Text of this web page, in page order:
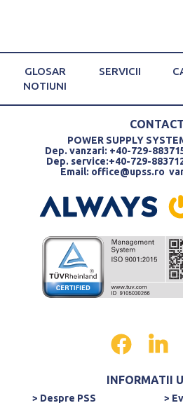
GLOSAR
NOTIUNI
SERVICII
CONTACT
POWER SUPPLY
Dep. vanzari: +40-729-
Dep. service:+40-729-
Email: office@upss.ro
INFORMATII
> Despre PSS
>